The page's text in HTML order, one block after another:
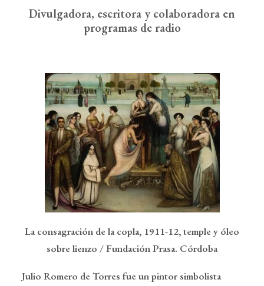
Divulgadora, escritora y colaboradora en
programas de radio
La consagración de la copla, 1911-12, temple y óleo
sobre lienzo / Fundación Prasa. Córdoba
Julio Romero de Torres fue un pintor simbolista